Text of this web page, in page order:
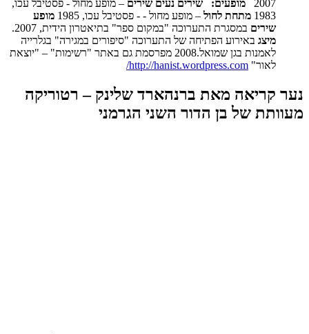
2007
מופעים: שירים נעים שירים – מופע מחול - פסטיבל עכו,
1983 מתחת לחול – מופע מחול - - פסטיבל עכו, 1985
מופע
שירים במסגרת התערוכה "במקום ספר" בתיאטרון הידית, 2007.
מיצג באירוע הפתיחה של התערוכה "סיפורים במגירה" בגלרייה
לאמנות בגן שמואל.2008 מפרסמת גם באתר "רשימות" – "יוצאת
לאור" http://hanist.wordpress.com/
נער קריאה מאת ברנהארד שלינק – רטוריקה
מעוותת של בן הדור השני הגרמני